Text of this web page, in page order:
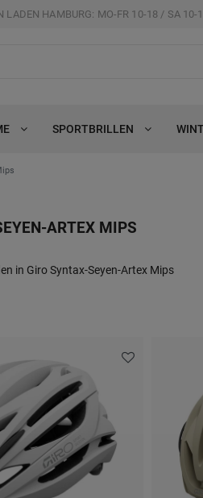
LADEN HAMBURG: MO-FR 10-18 / SA 10-
SPORTBRILLEN
ARTEX MIPS
in Giro Syntax-Seyen-Artex Mips